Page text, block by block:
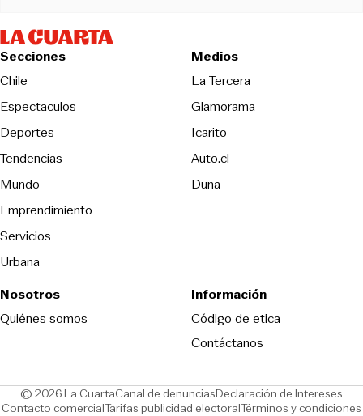
Secciones
Chile
Espectaculos
Deportes
Tendencias
Mundo
Emprendimiento
Servicios
Urbana
Medios
La TerceraOpens in new
Glamorama
Icarito
Auto.cl
DunaOpens in new window
Nosotros
Quiénes somos
Información
Código de eticaOpens in new
Contáctanos
© 2026 La CuartaCanal de denunciasOpens in new window
Declaración de Intereses
Contacto comercialOpens in new window
Tarifas publicidad electoralOpens in new window
Términos y condiciones